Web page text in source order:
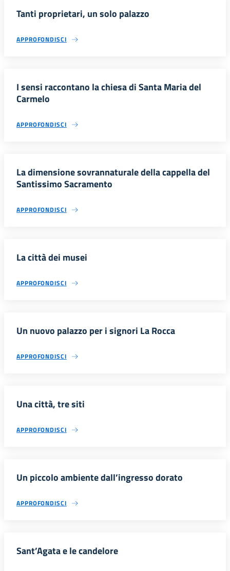
Tanti proprietari, un solo palazzo
APPROFONDISCI
I sensi raccontano la chiesa di Santa Maria del
Carmelo
APPROFONDISCI
La dimensione sovrannaturale della cappella del
Santissimo Sacramento
APPROFONDISCI
La città dei musei
APPROFONDISCI
Un nuovo palazzo per i signori La Rocca
APPROFONDISCI
Una città, tre siti
APPROFONDISCI
Un piccolo ambiente dall’ingresso dorato
APPROFONDISCI
Sant’Agata e le candelore